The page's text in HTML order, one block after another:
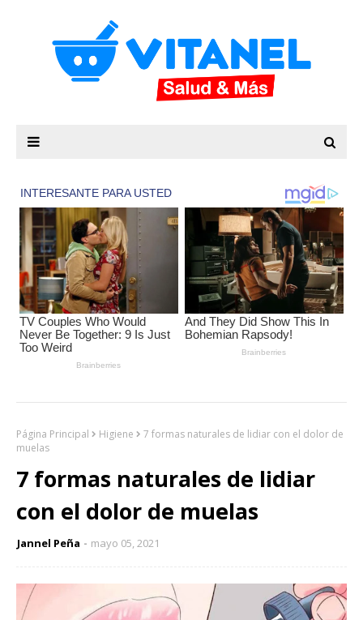
Página Principal Higiene
7 formas naturales de lidiar con el dolor de
muelas
7 formas naturales de lidiar
con el dolor de muelas
Jannel Peña mayo 05, 2021